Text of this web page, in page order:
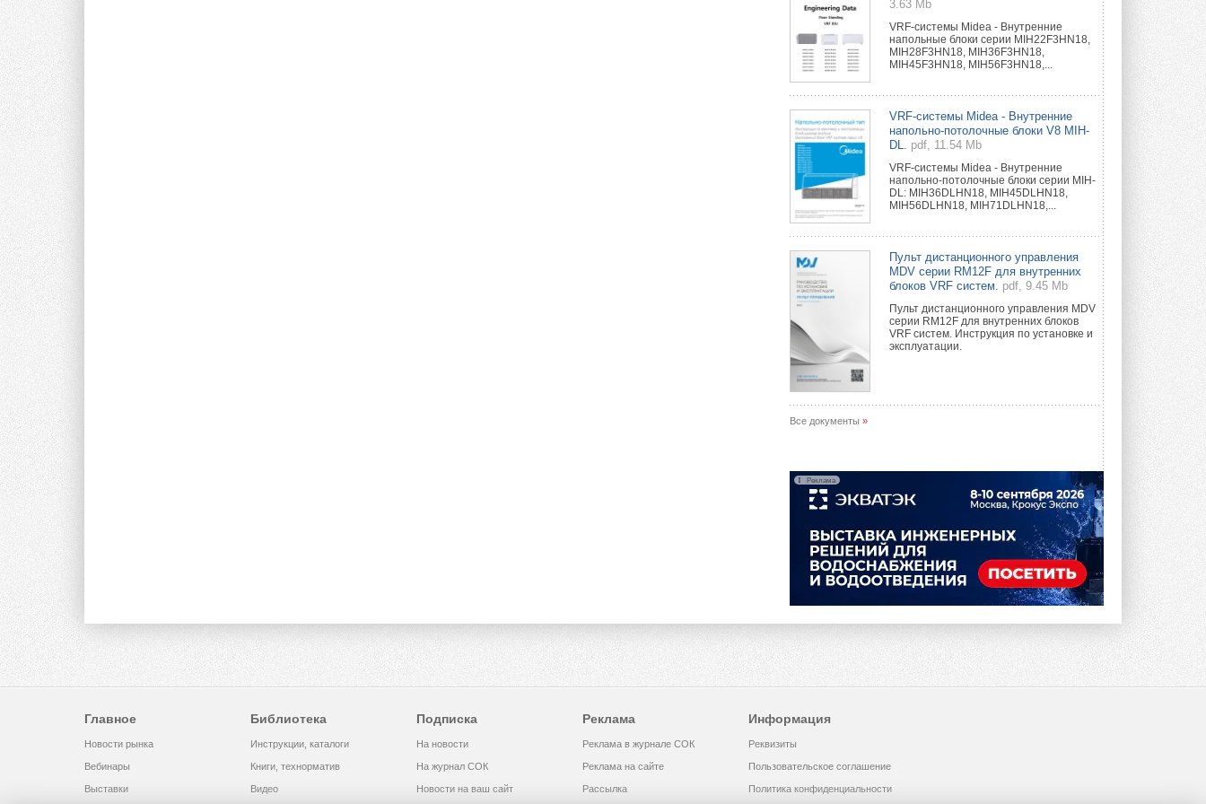
3.63 Mb
VRF-системы Midea - Внутренние
напольные блоки серии MIH22F3HN18,
MIH28F3HN18, MIH36F3HN18,
MIH45F3HN18, MIH56F3HN18,...
VRF-системы Midea - Внутренние
напольно-потолочные блоки V8 MIH-
DL.
pdf, 11.54 Mb
VRF-системы Midea - Внутренние
напольно-потолочные блоки серии MIH-
DL: MIH36DLHN18, MIH45DLHN18,
MIH56DLHN18, MIH71DLHN18,...
Пульт дистанционного управления
MDV серии RM12F для внутренних
блоков VRF систем.
pdf, 9.45 Mb
Пульт дистанционного управления MDV
серии RM12F для внутренних блоков
VRF систем. Инструкция по установке и
эксплуатации.
Все документы »
Реклама
Главное
Новости рынка
Вебинары
Выставки
Библиотека
Инструкции, каталоги
Книги, технорматив
Видео
Подписка
На новости
На журнал СОК
Новости на ваш сайт
Реклама
Реклама в журнале СОК
Реклама на сайте
Рассылка
Информация
Реквизиты
Пользовательское соглашение
Политика конфиденциальности